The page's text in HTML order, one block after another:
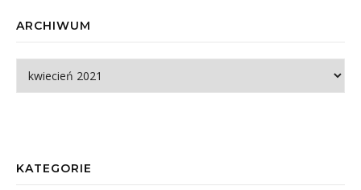
ARCHIWUM
Archiwum
KATEGORIE